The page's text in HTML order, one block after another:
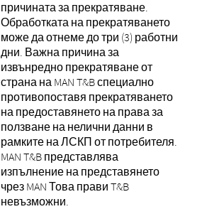
причината за прекратяване.
Обработката на прекратяването
може да отнеме до три (3) работни
дни. Важна причина за
извънредно прекратяване от
страна на MAN T&B специално
противопоставя прекратяването
на предоставянето на права за
ползване на нелични данни в
рамките на ЛСКП от потребителя.
MAN T&B представлява
изпълнение на представянето
чрез MAN Това прави T&B
невъзможни.